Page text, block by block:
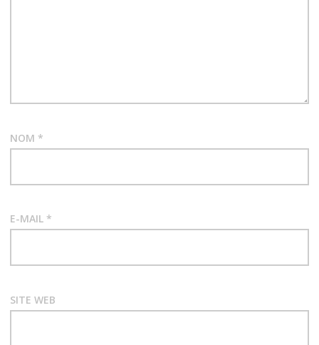
NOM *
E-MAIL *
SITE WEB